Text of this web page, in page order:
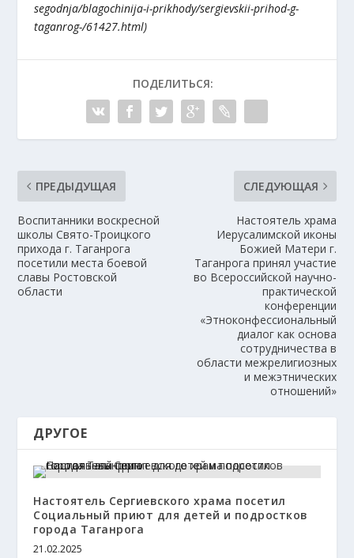
segodnja/blagochinija-i-prikhody/sergievskii-prihod-g-
taganrog-/61427.html)
ПОДЕЛИТЬСЯ:
ПРЕДЫДУЩАЯ
Воспитанники воскресной
школы Свято-Троицкого
прихода г. Таганрога
посетили места боевой
славы Ростовской
области
СЛЕДУЮЩАЯ
Настоятель храма
Иерусалимской иконы
Божией Матери г.
Таганрога принял участие
во Всероссийской научно-
практической
конференции
«Этноконфессиональный
диалог как основа
сотрудничества в
области межрелигиозных
и межэтнических
отношений»
ДРУГОЕ
Настоятель Сергиевского храма посетил
Социальный приют для детей и подростков
города Таганрога
21.02.2025